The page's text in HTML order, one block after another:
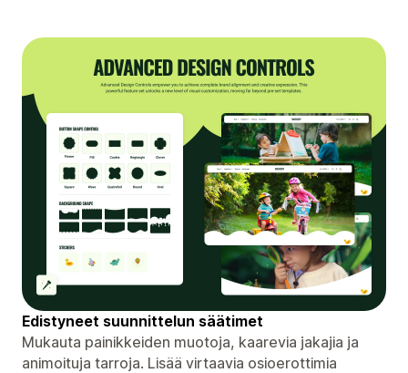
Edistyneet suunnittelun säätimet
Mukauta painikkeiden muotoja, kaarevia jakajia ja
animoituja tarroja. Lisää virtaavia osioerottimia